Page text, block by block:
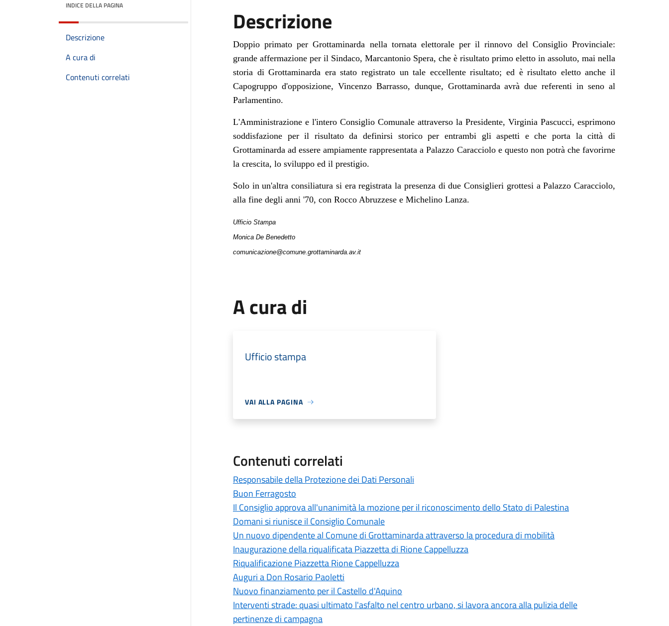
INDICE DELLA PAGINA
Descrizione
A cura di
Contenuti correlati
Descrizione
Doppio primato per Grottaminarda nella tornata elettorale per il rinnovo del Consiglio Provinciale:
grande affermazione per il Sindaco, Marcantonio Spera, che è risultato primo eletto in assoluto, mai nella
storia di Grottaminarda era stato registrato un tale eccellente risultato; ed è risultato eletto anche il
Capogruppo d'opposizione, Vincenzo Barrasso, dunque, Grottaminarda avrà due referenti in seno al
Parlamentino.
L'Amministrazione e l'intero Consiglio Comunale attraverso la Presidente, Virginia Pascucci, esprimono
soddisfazione per il risultato da definirsi storico per entrambi gli aspetti e che porta la città di
Grottaminarda ad essere ampiamente rappresentata a Palazzo Caracciolo e questo non potrà che favorirne
la crescita, lo sviluppo ed il prestigio.
Solo in un'altra consiliatura si era registrata la presenza di due Consiglieri grottesi a Palazzo Caracciolo,
alla fine degli anni '70, con Rocco Abruzzese e Michelino Lanza.
Ufficio Stampa
Monica De Benedetto
comunicazione@comune.grottaminarda.av.it
A cura di
Ufficio stampa
VAI ALLA PAGINA
Contenuti correlati
Responsabile della Protezione dei Dati Personali
Buon Ferragosto
Il Consiglio approva all'unanimità la mozione per il riconoscimento dello Stato di Palestina
Domani si riunisce il Consiglio Comunale
Un nuovo dipendente al Comune di Grottaminarda attraverso la procedura di mobilità
Inaugurazione della riqualificata Piazzetta di Rione Cappelluzza
Riqualificazione Piazzetta Rione Cappelluzza
Auguri a Don Rosario Paoletti
Nuovo finanziamento per il Castello d'Aquino
Interventi strade: quasi ultimato l'asfalto nel centro urbano, si lavora ancora alla pulizia delle
pertinenze di campagna